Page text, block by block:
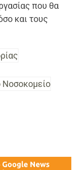
που θα
και τους
Νοσοκομείο